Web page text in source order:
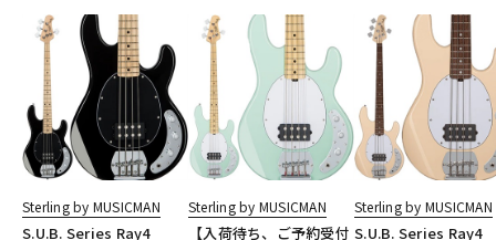
Sterling by MUSICMAN
S.U.B. Series Ray4
Sterling by MUSICMAN
【入荷待ち、ご予約受付
Sterling by MUSICMAN
S.U.B. Series Ray4